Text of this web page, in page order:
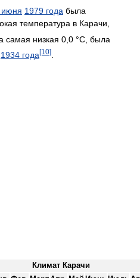
июня 1979 года была
температура в Карачи,
а самая низкая 0,0 °C, была
1934 года [10]
Климат Карачи